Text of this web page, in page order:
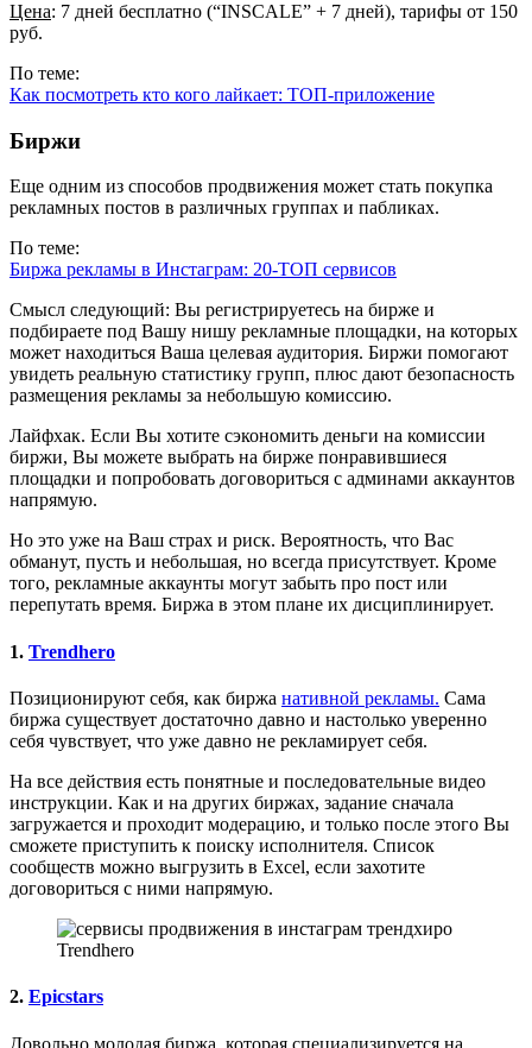
Цена: 7 дней бесплатно (“INSCALE” + 7 дней), тарифы от 150
руб.
По теме:
Как посмотреть кто кого лайкает: ТОП-приложение
Биржи
Еще одним из способов продвижения может стать покупка
рекламных постов в различных группах и пабликах.
По теме:
Биржа рекламы в Инстаграм: 20-ТОП сервисов
Смысл следующий: Вы регистрируетесь на бирже и
подбираете под Вашу нишу рекламные площадки, на которых
может находиться Ваша целевая аудитория. Биржи помогают
увидеть реальную статистику групп, плюс дают безопасность
размещения рекламы за небольшую комиссию.
Лайфхак. Если Вы хотите сэкономить деньги на комиссии
биржи, Вы можете выбрать на бирже понравившиеся
площадки и попробовать договориться с админами аккаунтов
напрямую.
Но это уже на Ваш страх и риск. Вероятность, что Вас
обманут, пусть и небольшая, но всегда присутствует. Кроме
того, рекламные аккаунты могут забыть про пост или
перепутать время. Биржа в этом плане их дисциплинирует.
1. Trendhero
Позиционируют себя, как биржа нативной рекламы. Сама
биржа существует достаточно давно и настолько уверенно
себя чувствует, что уже давно не рекламирует себя.
На все действия есть понятные и последовательные видео
инструкции. Как и на других биржах, задание сначала
загружается и проходит модерацию, и только после этого Вы
сможете приступить к поиску исполнителя. Список
сообществ можно выгрузить в Excel, если захотите
договориться с ними напрямую.
Trendhero
2. Epicstars
Довольно молодая биржа, которая специализируется на